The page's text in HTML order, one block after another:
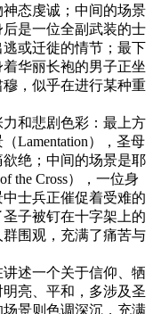
态虔诚；中间的场景
是一位全副武装的士
或迁徙的情节；最下
华丽长袍的男子正坐
，似乎在进行某种重
和悲剧色彩：最上方
Lamentation），圣母
绝；中间的场景是耶
the Cross），一位身
士兵正催促着受难的
子被钉在十字架上的
围观，充满了痛苦与
述一个关于信仰、牺
亮、平和，多涉及圣
景则色调深沉，充满